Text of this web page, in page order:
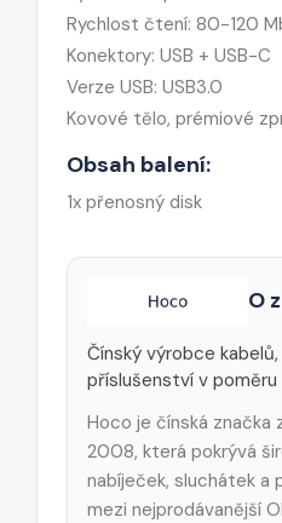
Rychlost čtení: 80-120
Konektory: USB + USB-C
Verze USB: USB3.0
Kovové tělo, prémiové
Obsah balení:
1x přenosný disk
O
Čínský výrobce
příslušenství v poměru
Hoco je čínská značka
2008, která pokrývá
nabíječek, sluchátek a
mezi nejprodávanější